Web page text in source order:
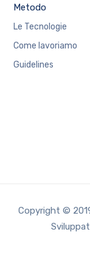
Metodo
Le Tecnologie
Come lavoriamo
Guidelines
Copyright ©